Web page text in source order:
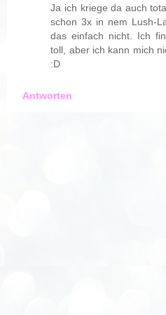
Ja ich kriege da auch
schon 3x in nem Lush-
das einfach nicht. Ich
toll, aber ich kann mich
:D
Antworten